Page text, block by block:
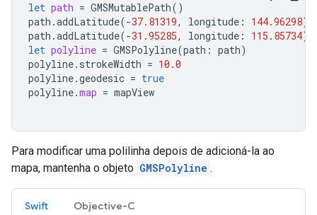
let path = GMSMutablePath()
path .addLatitude(-37.81319, longitude : 144.96298)
path .addLatitude(-31.95285, longitude : 115.85734)
let polyline = GMSPolyline(path : path)
polyline. strokeWidth = 10.0
polyline.geodesic = true
polyline.map = mapView
Para modificar uma polilinha depois de adicioná-la ao
mapa, mantenha o objeto GMSPolyline .
Swift Objective-C